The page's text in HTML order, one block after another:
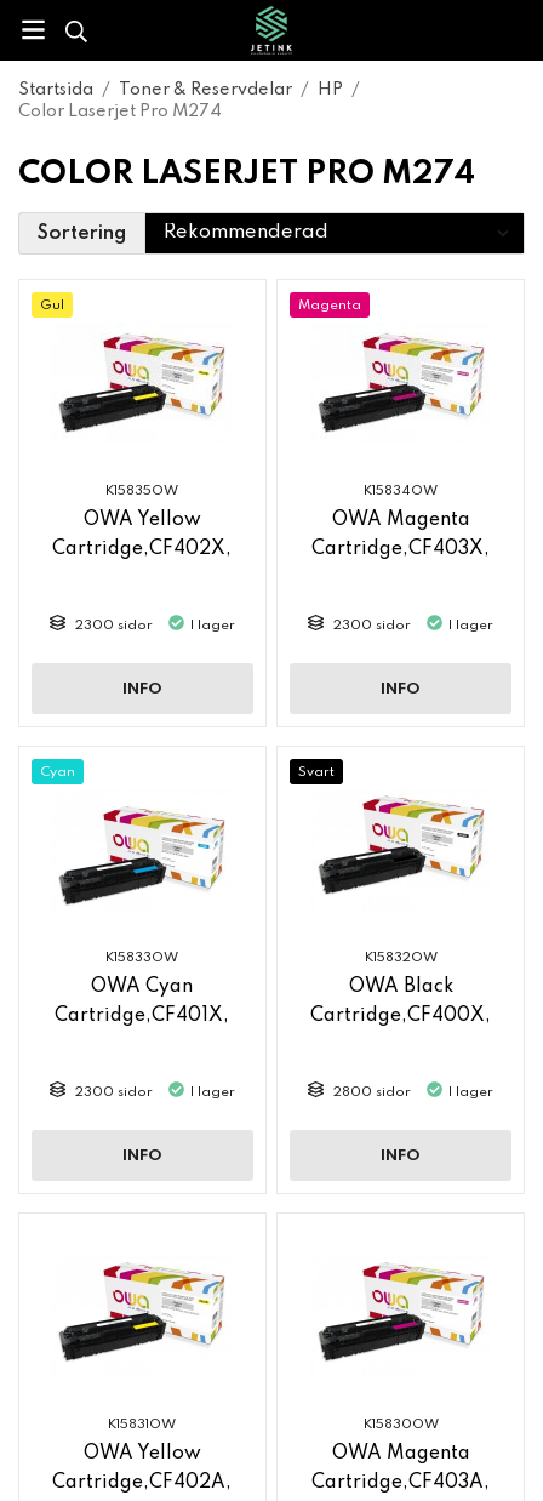
Startsida / Toner & Reservdelar / HP
/
Color Laserjet Pro M274
COLOR LASERJET PRO M274
Sortering
Gul
K15835OW
OWA Yellow
Cartridge,CF402X,
2300 sidor I lager
INFO
Magenta
K15834OW
OWA Magenta
Cartridge,CF403X,
2300 sidor I lager
INFO
Cyan
K15833OW
OWA Cyan
Cartridge,CF401X,
2300 sidor I lager
INFO
Svart
K15832OW
OWA Black
Cartridge,CF400X,
2800 sidor I lager
INFO
K15831OW
OWA Yellow
Cartridge,CF402A,
K15830OW
OWA Magenta
Cartridge,CF403A,